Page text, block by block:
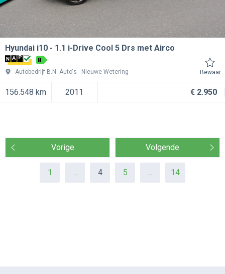
Hyundai i10 1.1 i-Drive Cool 5 Drs met Airco
B
Autobedrijf B.N. Auto's
Nieuwe Wetering Bewaar
156.548 km 2011 € 2.950
Vorige
1 … 4 5 … 14
Volgende